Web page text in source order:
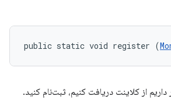
public static void register (
از کلاینت دریافت کنیم، ثبت‌نام کنید.